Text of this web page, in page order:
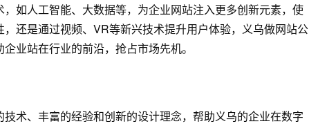
如人工智能、大数据等，为企业网站注入更多创新元素，使
还是通过视频、VR等新兴技术提升用户体验，义乌做网站公
业站在行业的前沿，抢占市场先机。
术、丰富的经验和创新的设计理念，帮助义乌的企业在数字